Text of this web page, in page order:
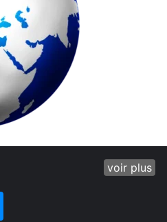
voir plus